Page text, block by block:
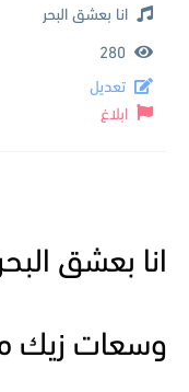
انا بعشق
وسعات زيك
انا بعشق البحر
280
تعديل
ابلاغ